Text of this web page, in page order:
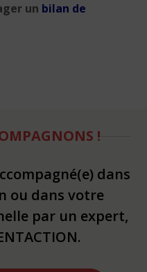
un bilan de
!
dans
ou dans votre
par un expert,